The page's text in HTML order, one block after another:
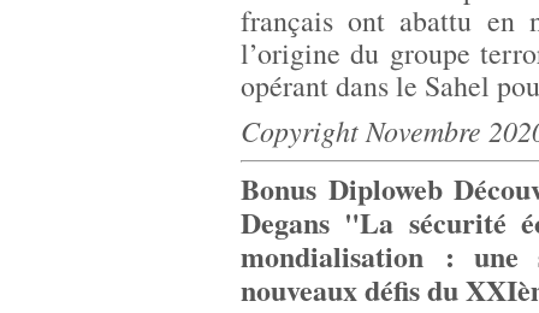
français ont abattu en
l’origine du groupe
opérant dans le Sahel
Copyright Novembre
Bonus Diploweb
Degans "La sécurité
mondialisation : une
nouveaux défis du